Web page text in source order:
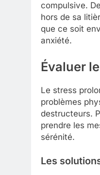
compulsive.
hors de sa
que ce soit
anxiété.
Évaluer
Le stress
problèmes
destructeurs.
prendre les
sérénité.
Les